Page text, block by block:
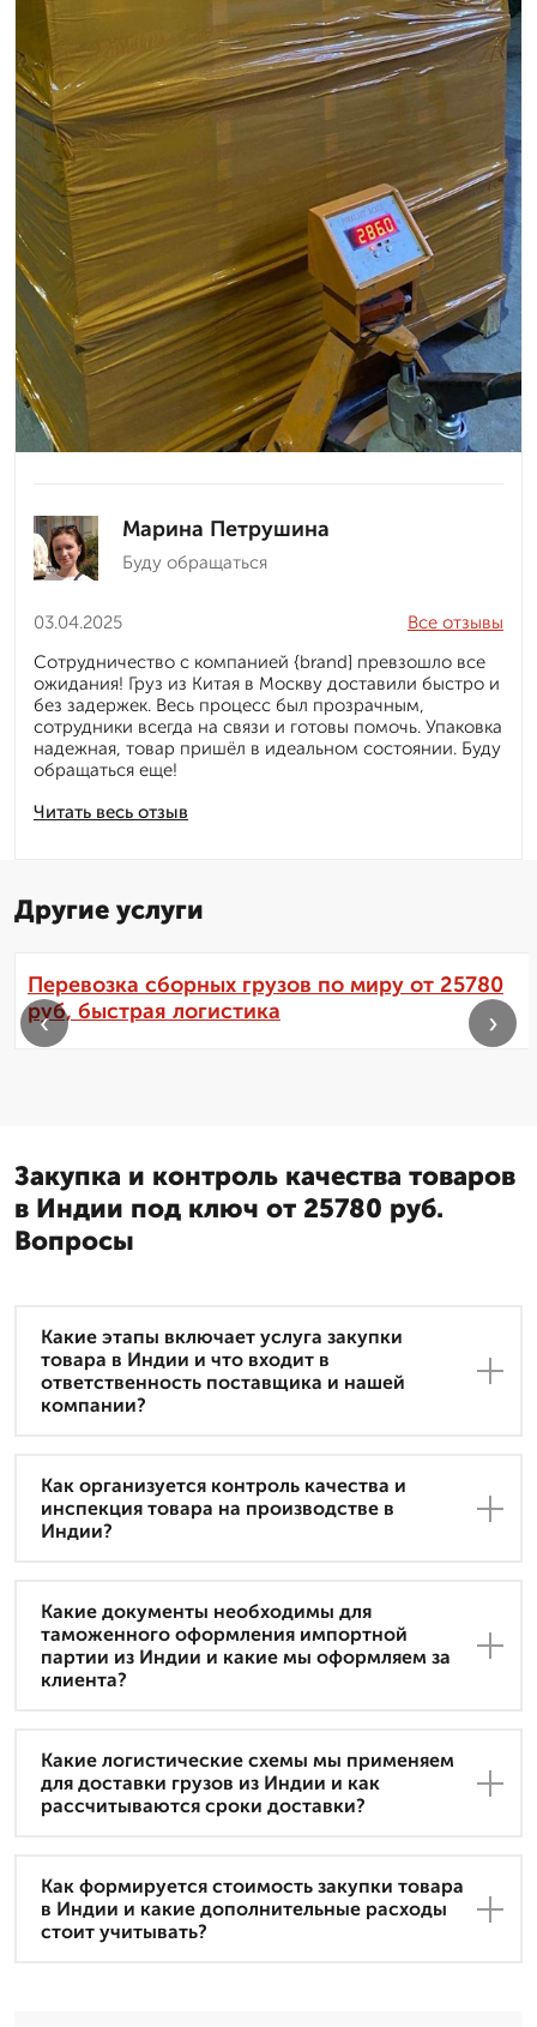
Марина Петрушина
Буду обращаться
03.04.2025
Читать весь отзыв
Все отзывы
Сотрудничество с компанией {brand] превзошло все
ожидания! Груз из Китая в Москву доставили быстро и
без задержек. Весь процесс был прозрачным,
сотрудники всегда на связи и готовы помочь. Упаковка
надежная, товар пришёл в идеальном состоянии. Буду
обращаться еще!
Другие услуги
Перевозка сборных грузов по миру от 25780
руб, быстрая логистика
‹ ›
Закупка и контроль качества товаров
в Индии под ключ от 25780 руб.
Вопросы
Какие этапы включает услуга закупки
товара в Индии и что входит в
ответственность поставщика и нашей
компании?
Как организуется контроль качества и
инспекция товара на производстве в
Индии?
Какие документы необходимы для
таможенного оформления импортной
партии из Индии и какие мы оформляем за
клиента?
Какие логистические схемы мы применяем
для доставки грузов из Индии и как
рассчитываются сроки доставки?
Как формируется стоимость закупки товара
в Индии и какие дополнительные расходы
стоит учитывать?